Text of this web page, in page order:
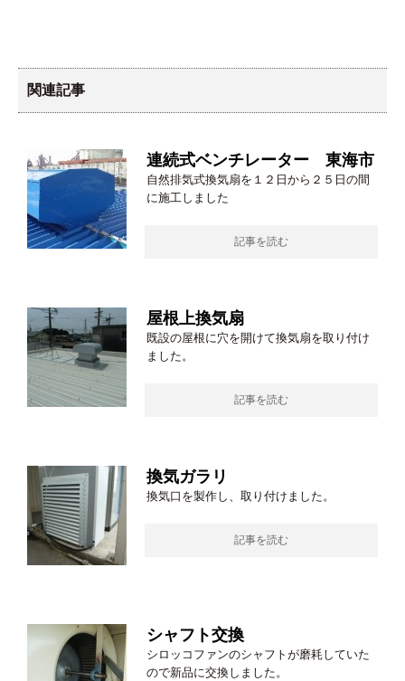
関連記事
連続式ベンチレーター 東海市
自然排気式換気扇を１２日から２５日の間
に施工しました
記事を読む
屋根上換気扇
既設の屋根に穴を開けて換気扇を取り付け
ました。
記事を読む
換気ガラリ
換気口を製作し、取り付けました。
記事を読む
シャフト交換
シロッコファンのシャフトが磨耗していた
ので新品に交換しました。